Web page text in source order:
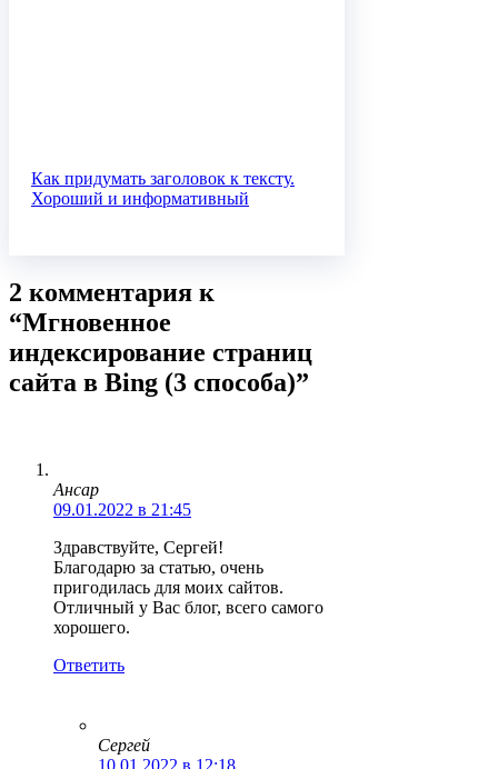
Как придумать заголовок к тексту.
Хороший и информативный
2 комментария к
“Мгновенное
индексирование страниц
сайта в Bing (3 способа)”
Ансар
09.01.2022 в 21:45
Здравствуйте, Сергей!
Благодарю за статью, очень
пригодилась для моих сайтов.
Отличный у Вас блог, всего самого
хорошего.
Ответить
Сергей
10.01.2022 в 12:18